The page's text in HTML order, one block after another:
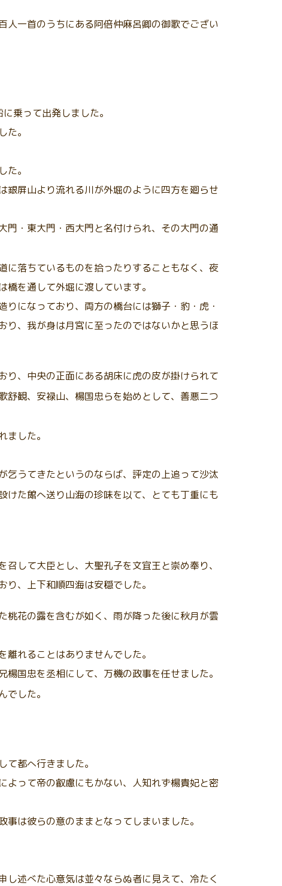
人一首のうちにある阿倍仲麻呂卿の御歌でござい
乗って出発しました。
。
。
銀屏山より流れる川が外堀のように四方を廻らせ
門・東大門・西大門と名付けられ、その大門の通
に落ちているものを拾ったりすることもなく、夜
を通して外堀に渡しています。
になっており、両方の橋台には獅子・豹・虎・
り、我が身は月宮に至ったのではないかと思うほ
り、中央の正面にある胡床に虎の皮が掛けられて
舒観、安禄山、楊国忠らを始めとして、善悪二つ
した。
乞うてきたというのならば、評定の上追って沙汰
けた館へ送り山海の珍味を以て、とても丁重にも
召して大臣とし、大聖孔子を文宜王と崇め奉り、
、上下和順四海は安穏でした。
桃花の露を含むが如く、雨が降った後に秋月が雲
れることはありませんでした。
国忠を丞相にして、万機の政事を任せました。
した。
都へ行きました。
よって帝の叡慮にもかない、人知れず楊貴妃と密
は彼らの意のままとなってしまいました。
述べた心意気は並々ならぬ者に見えて、冷たく